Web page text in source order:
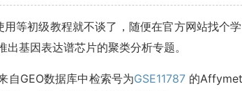
用等初级教程就不谈了，随便在官方网站找个
基因表达谱芯片的聚类分析专题。
自GEO数据库中检索号为GSE11787 的